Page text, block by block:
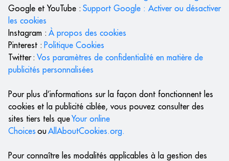
Google et YouTube : Support Google : Activer ou désactiver
les cookies
Instagram : À propos des cookies
Pinterest : Politique Cookies
Twitter : Vos paramètres de confidentialité en matière de
publicités personnalisées
Pour plus d’informations sur la façon dont fonctionnent les
cookies et la publicité ciblée, vous pouvez consulter des
sites tiers tels queYour online
Choices ouAllAboutCookies.org.
Pour connaître les modalités applicables à la gestion des